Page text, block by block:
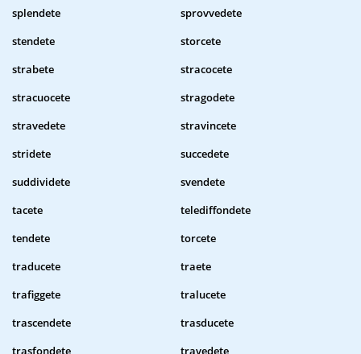
splendete
sprovvedete
stendete
storcete
strabete
stracocete
stracuocete
stragodete
stravedete
stravincete
stridete
succedete
suddividete
svendete
tacete
telediffondete
tendete
torcete
traducete
traete
trafiggete
tralucete
trascendete
trasducete
trasfondete
travedete